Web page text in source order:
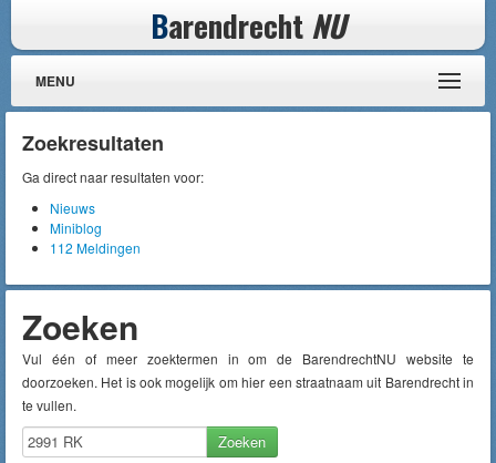
Barendrecht NU
MENU
Zoekresultaten
Ga direct naar resultaten voor:
Nieuws
Miniblog
112 Meldingen
Zoeken
Vul één of meer zoektermen in om de BarendrechtNU website te
doorzoeken. Het is ook mogelijk om hier een straatnaam uit Barendrecht in
te vullen.
Zoeken